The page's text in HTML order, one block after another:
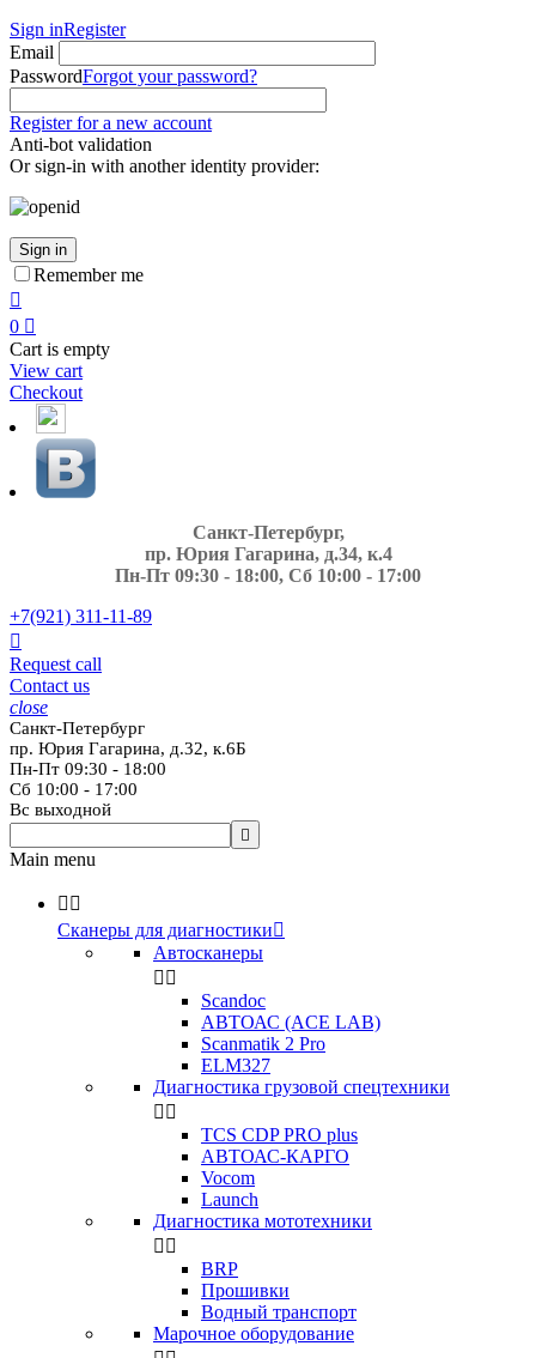
Sign inRegister
Email
PasswordForgot your password?
Register for a new account
Anti-bot validation
Or sign-in with another identity provider:
Sign in
Remember me

0 
Cart is empty
View cart
Checkout
Санкт-Петербург,
пр. Юрия Гагарина, д.34, к.4
Пн-Пт 09:30 - 18:00, Сб 10:00 - 17:00
+7(921) 311-11-89

Request call
Contact us
close
Санкт-Петербург
пр. Юрия Гагарина, д.32, к.6Б
Пн-Пт 09:30 - 18:00
Сб 10:00 - 17:00
Вс выходной

Main menu
 
Сканеры для диагностики
Автосканеры
 
Scandoc
АВТОАС (ACE LAB)
Scanmatik 2 Pro
ELM327
Диагностика грузовой спецтехники
 
TCS CDP PRO plus
АВТОАС-КАРГО
Vocom
Launch
Диагностика мототехники
 
BRP
Прошивки
Водный транспорт
Марочное оборудование